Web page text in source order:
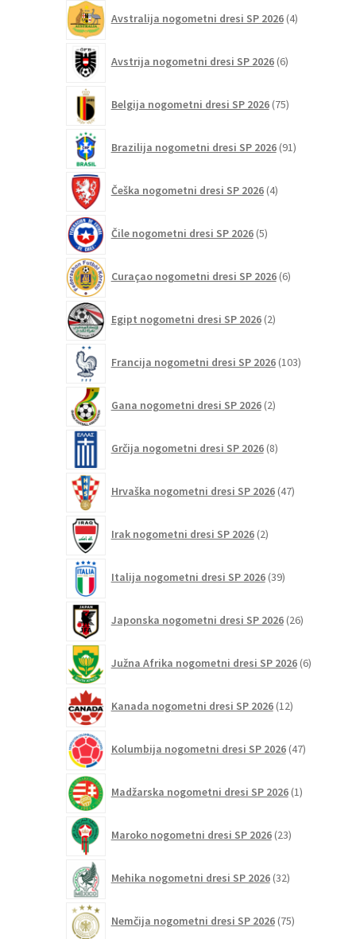
Avstralija nogometni dresi SP 2026 4izdelki
Avstrija nogometni dresi SP 2026 6izdelkov
Belgija nogometni dresi SP 2026 75izdelkov
Brazilija nogometni dresi SP 2026 91izdelkov
Češka nogometni dresi SP 2026 4izdelki
Čile nogometni dresi SP 2026 5izdelkov
Curaçao nogometni dresi SP 2026 6izdelkov
Egipt nogometni dresi SP 2026 2izdelka
Francija nogometni dresi SP 2026 103izdelki
Gana nogometni dresi SP 2026 2izdelka
Grčija nogometni dresi SP 2026 8izdelkov
Hrvaška nogometni dresi SP 2026 47izdelkov
Irak nogometni dresi SP 2026 2izdelka
Italija nogometni dresi SP 2026 39izdelkov
Japonska nogometni dresi SP 2026 26izdelkov
Južna Afrika nogometni dresi SP 2026 6izdelkov
Kanada nogometni dresi SP 2026 12izdelkov
Kolumbija nogometni dresi SP 2026 47izdelkov
Madžarska nogometni dresi SP 2026 1izdelek
Maroko nogometni dresi SP 2026 23izdelkov
Mehika nogometni dresi SP 2026 32izdelkov
Nemčija nogometni dresi SP 2026 75izdelkov